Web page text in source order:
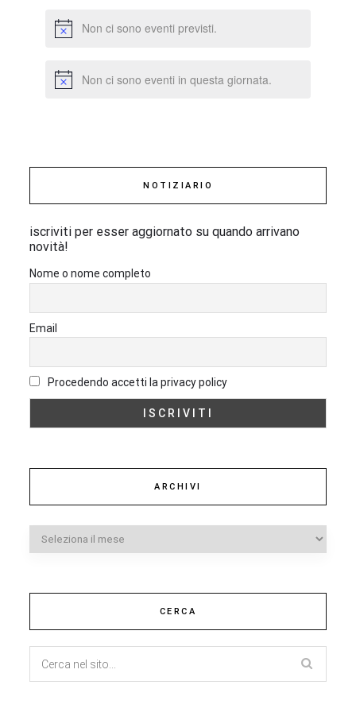
Non ci sono eventi previsti.
Non ci sono eventi in questa giornata.
NOTIZIARIO
iscriviti per esser aggiornato su quando arrivano
novità!
Nome o nome completo
Email
Procedendo accetti la privacy policy
ARCHIVI
Archivi
CERCA